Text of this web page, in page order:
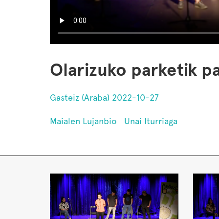
Olarizuko parketik
Gasteiz (Araba) 2022-10-27
Maialen Lujanbio Unai Iturriaga